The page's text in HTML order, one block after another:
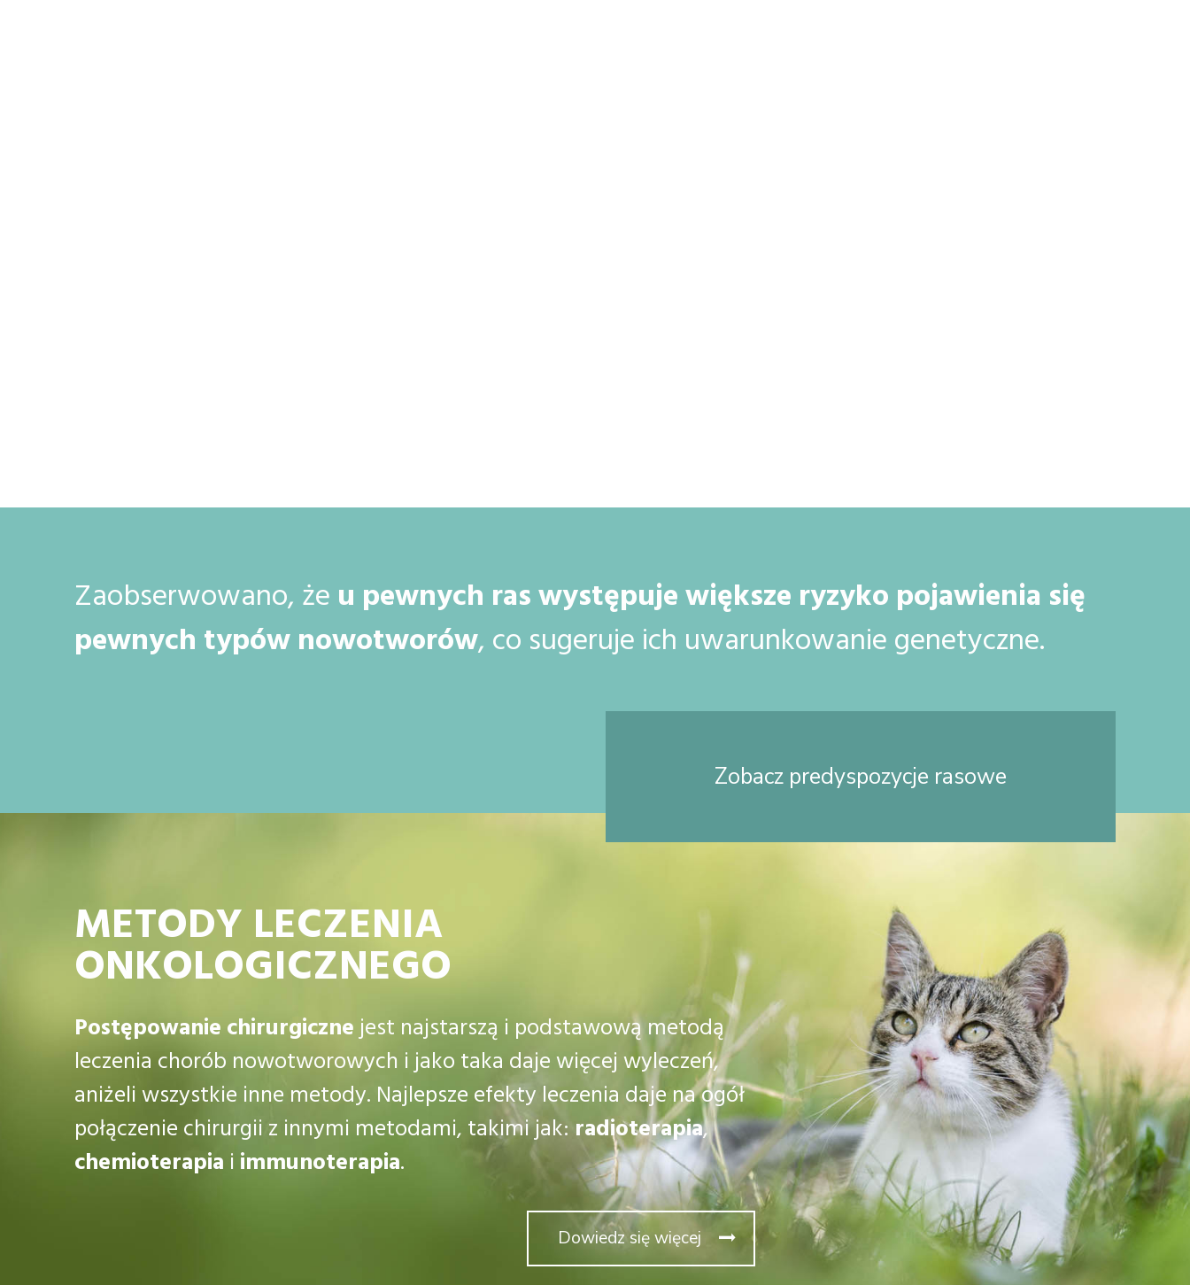
Zaobserwowano, że u pewnych ras występuje większe ryzyko pojawienia się
pewnych typów nowotworów, co sugeruje ich uwarunkowanie genetyczne.
Zobacz predyspozycje rasowe
METODY LECZENIA
ONKOLOGICZNEGO
Postępowanie chirurgicznejest najstarszą i podstawową metodą
leczenia chorób nowotworowych i jako taka daje więcej wyleczeń,
aniżeli wszystkie inne metody. Najlepsze efekty leczenia daje na ogół
połączenie chirurgii z innymi metodami, takimi jak: radioterapia,
chemioterapia i immunoterapia.
Dowiedz się więcej